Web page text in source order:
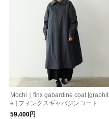
Mochi｜finx gabardine coat [graphit
e ] フィンクスギャバジンコート
59,400円